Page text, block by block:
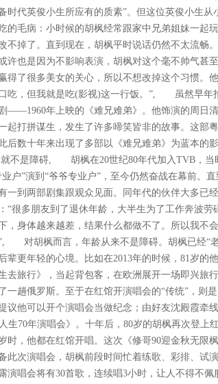
时代英俊小生所应有的质素”。但这位英俊小生
的毛病：小时候的胡枫经常跟家中兄弟姐妹一起
不掉了。直到现在，胡枫平时说话仍然不太流畅
许也是因为不影响表演，胡枫对这个毫不帅气甚
得了很多美女的关心，所以不想改掉这个习惯。
吃，但我就是吃(影视)这一行饭。”, 虽然早年
——1960年上映的《难兄难弟》。他饰演的周日
起打拼谋生，发生了许多啼笑皆非的故事。这部
后数十年来出现了多部以《难兄难弟》为蓝
是障碍, 胡枫在20世纪80年代加入TVB，当时
户”演到“爷爷专业户”，至今仍然奋战在幕前。
一到两部剧集跟观众见面。同年代的伙伴大多已
“很多朋友到了退休年龄，大半生为了工作奔波
，身体越来越差，结果什么都做不了。所以我不
对胡枫而言，年龄从来不是障碍。胡枫已经“
辈更年轻的心境。比如在2013年的时候，81岁的
去旅行》，当起背包客，在欧洲展开一场即兴旅
一趟俄罗斯。至于在红馆开演唱会的“传统”，则
议他可以开个演唱会当做纪念；由好友沈殿霞牵
生70年演唱会》。十年后，80岁的胡枫再次登上
时，他都在红馆开唱。这次《修哥90迎金秋无限
此次演唱会，胡枫前段时间忙着练歌、彩排、试
演唱会将有30首歌，连续唱3小时，让人不得